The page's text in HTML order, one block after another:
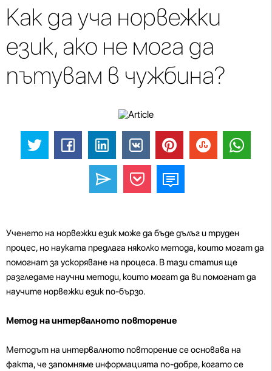
Как да уча норвежки
език, ако не мога да
пътувам в чужбина?
Ученето на норвежки език може да бъде дълъг и труден
процес, но науката предлага няколко метода, които могат да
помогнат за ускоряване на процеса. В тази статия ще
разгледаме научни методи, които могат да ви помогнат да
научите норвежки език по-бързо.
Метод на интервалното повторение
Методът на интервалното повторение се основава на
факта, че запомняме информацията по-добре, когато се